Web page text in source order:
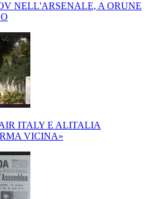
NELL'ARSENALE, A ORUNE
ITALY E ALITALIA
VICINA»